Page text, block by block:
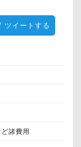
ツイートする
諸費用